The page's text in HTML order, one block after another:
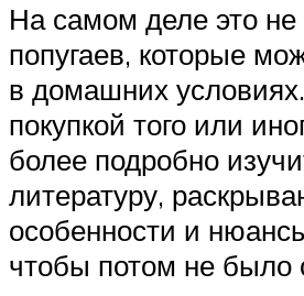
На самом деле это
попугаев, которые
в домашних
покупкой того или
более подробно
литературу,
особенности и
чтобы потом не было